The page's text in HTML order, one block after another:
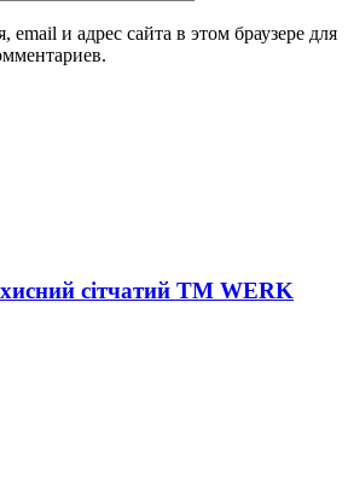
и адрес сайта в этом браузере для
сітчатий ТМ WERK